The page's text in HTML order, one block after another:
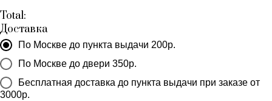
Total:
Доставка
По Москве до пункта выдачи 200р.
По Москве до двери 350р.
Бесплатная доставка до пункта выдачи при заказе от
3000р.